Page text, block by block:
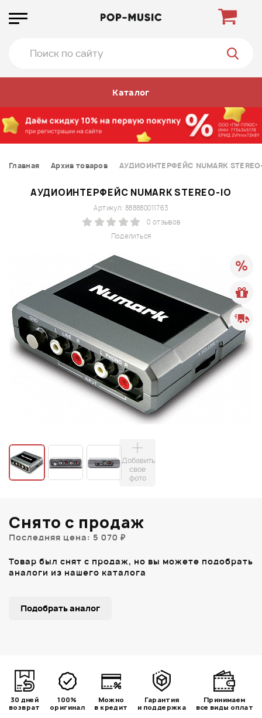
Каталог
Главная Архив товаров АУДИОИНТЕРФЕЙС NUMARK
АУДИОИНТЕРФЕЙС NUMARK STEREO-IO
Поделиться
Артикул: 888880011763
0 отзывов
Добавить
свое
фото
Снято с продаж
Последняя цена: 5 070 ₽
Товар был снят с продаж, но вы можете подобрать
аналоги из нашего каталога
Подобрать аналог
30 дней
возврат
100%
оригинал
Можно
в кредит
Гарантия
и поддержка
Принимаем
все виды оплат